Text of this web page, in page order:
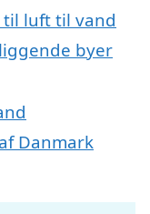
til luft til vand
byer
Danmark